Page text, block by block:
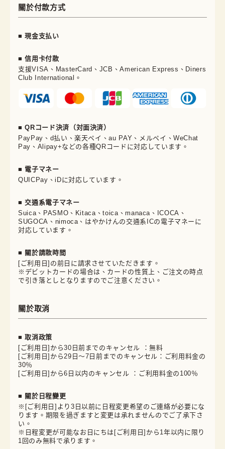
關於付款方式
■ 現金支払い
■ 信用卡付款
支援VISA、MasterCard、JCB、American Express、Diners
Club International。
■ QRコード決済（対面決済）
PayPay、d払い、楽天ペイ、au PAY、メルペイ、WeChat
Pay、Alipay+などの各種QRコードに対応しています。
■ 電子マネー
QUICPay、iDに対応しています。
■ 交通系電子マネー
Suica、PASMO、Kitaca、toica、manaca、ICOCA、
SUGOCA、nimoca、はやかけんの交通系ICの電子マネーに
対応しています。
■ 關於請款時間
[ご利用日]の前日に請求させていただきます。
※デビットカードの場合は、カードの性質上、ご注文の時点
で引き落としとなりますのでご注意ください。
關於取消
■ 取消政策
[ご利用日]から30日前までのキャンセル ：無料
[ご利用日]から29日～7日前までのキャンセル：ご利用料金の
30％
[ご利用日]から6日以内のキャンセル ：ご利用料金の100％
■ 關於日程變更
※[ご利用日]より3日以前に日程変更希望のご連絡が必要にな
ります。期限を過ぎますと変更は承れませんのでご了承下さ
い。
※日程変更が可能なお日にちは[ご利用日]から1年以内に限り
1回のみ無料で承ります。